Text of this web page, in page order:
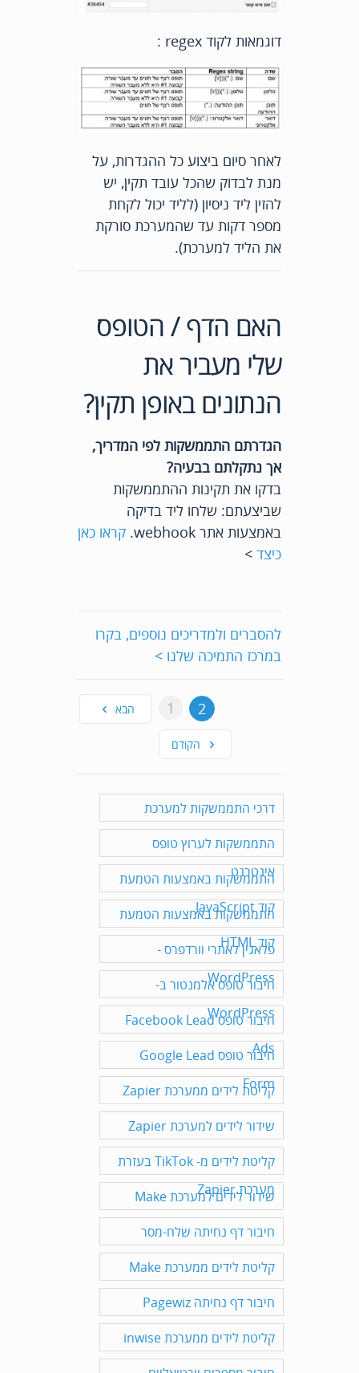
דוגמאות לקוד regex :
לאחר סיום ביצוע כל ההגדרות, על
מנת לבדוק שהכל עובד תקין, יש
להזין ליד ניסיון (לליד יכול לקחת
מספר דקות עד שהמערכת סורקת
את הליד למערכת).
האם הדף / הטופס
שלי מעביר את
הנתונים באופן תקין?
הגדרתם התממשקות לפי המדריך,
אך נתקלתם בבעיה?
בדקו את תקינות ההתממשקות
שביצעתם: שלחו ליד בדיקה
באמצעות אתר webhook.
קראו כאן
כיצד>
להסברים ולמדריכים נוספים, בקרו
במרכז התמיכה שלנו >
הבא 1 2
הקודם
דרכי התממשקות למערכת
התממשקות לערוץ טופס
אינטרנט
התממשקות באמצעות הטמעת
קוד JavaScript
התממשקות באמצעות הטמעת
קוד HTML
פלאגין לאתרי וורדפרס -
WordPress
חיבור טופס אלמנטור ב-
WordPressחיבור טופס Facebook Lead
Ads
חיבור טופס Google Lead
Form
קליטת לידים ממערכת Zapier
שידור לידים למערכת Zapier
קליטת לידים מ- TikTok בעזרת
מערכת Zapier
שידור לידים למערכת Make
חיבור דף נחיתה שלח-מסר
קליטת לידים ממערכת Make
חיבור דף נחיתה Pagewiz
קליטת לידים ממערכת inwise